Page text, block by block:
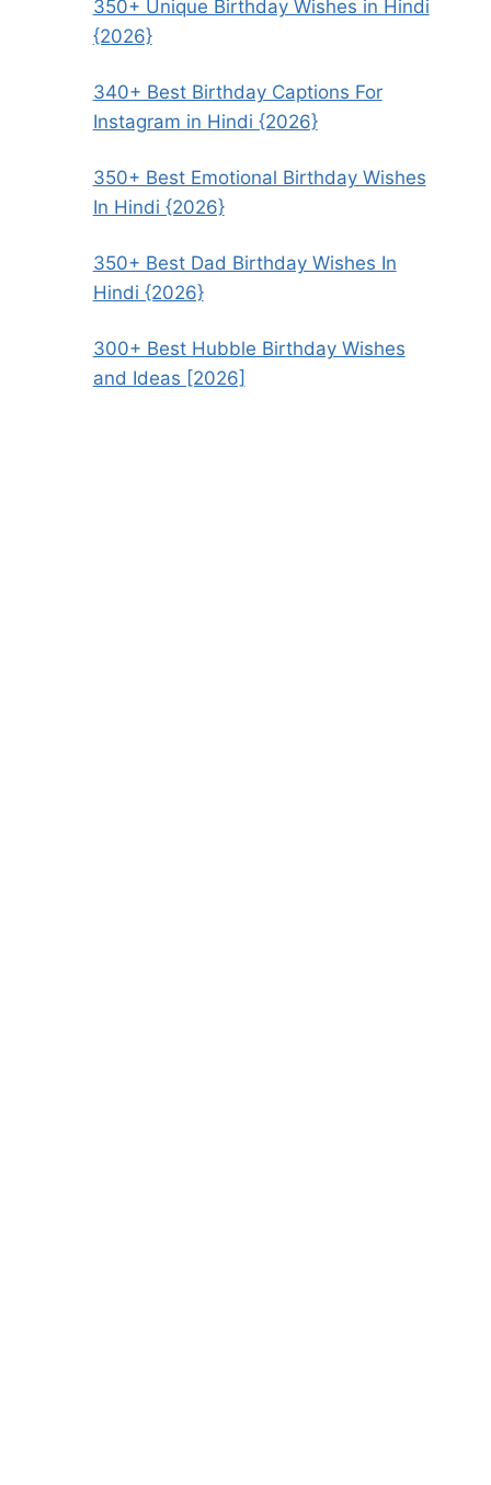
350+ Unique Birthday Wishes in Hindi
{2026}
340+ Best Birthday Captions For
Instagram in Hindi {2026}
350+ Best Emotional Birthday Wishes
In Hindi {2026}
350+ Best Dad Birthday Wishes In
Hindi {2026}
300+ Best Hubble Birthday Wishes
and Ideas [2026]